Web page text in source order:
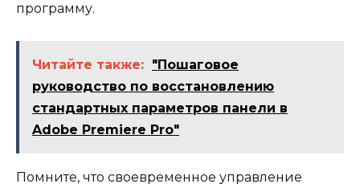
программу.
Читайте также: "Пошаговое
руководство по восстановлению
стандартных параметров панели в
Adobe Premiere Pro"
Помните, что своевременное управление